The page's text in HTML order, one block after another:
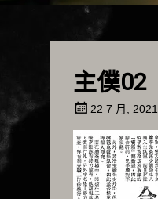
主僕02
22 7 月, 2021